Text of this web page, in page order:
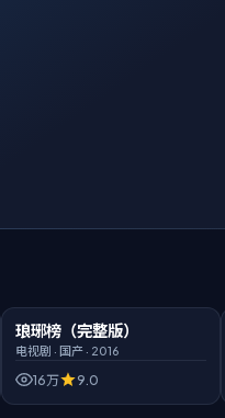
精选
琅琊榜（完整版）
电视剧 · 国产 · 2016
16万 9.0